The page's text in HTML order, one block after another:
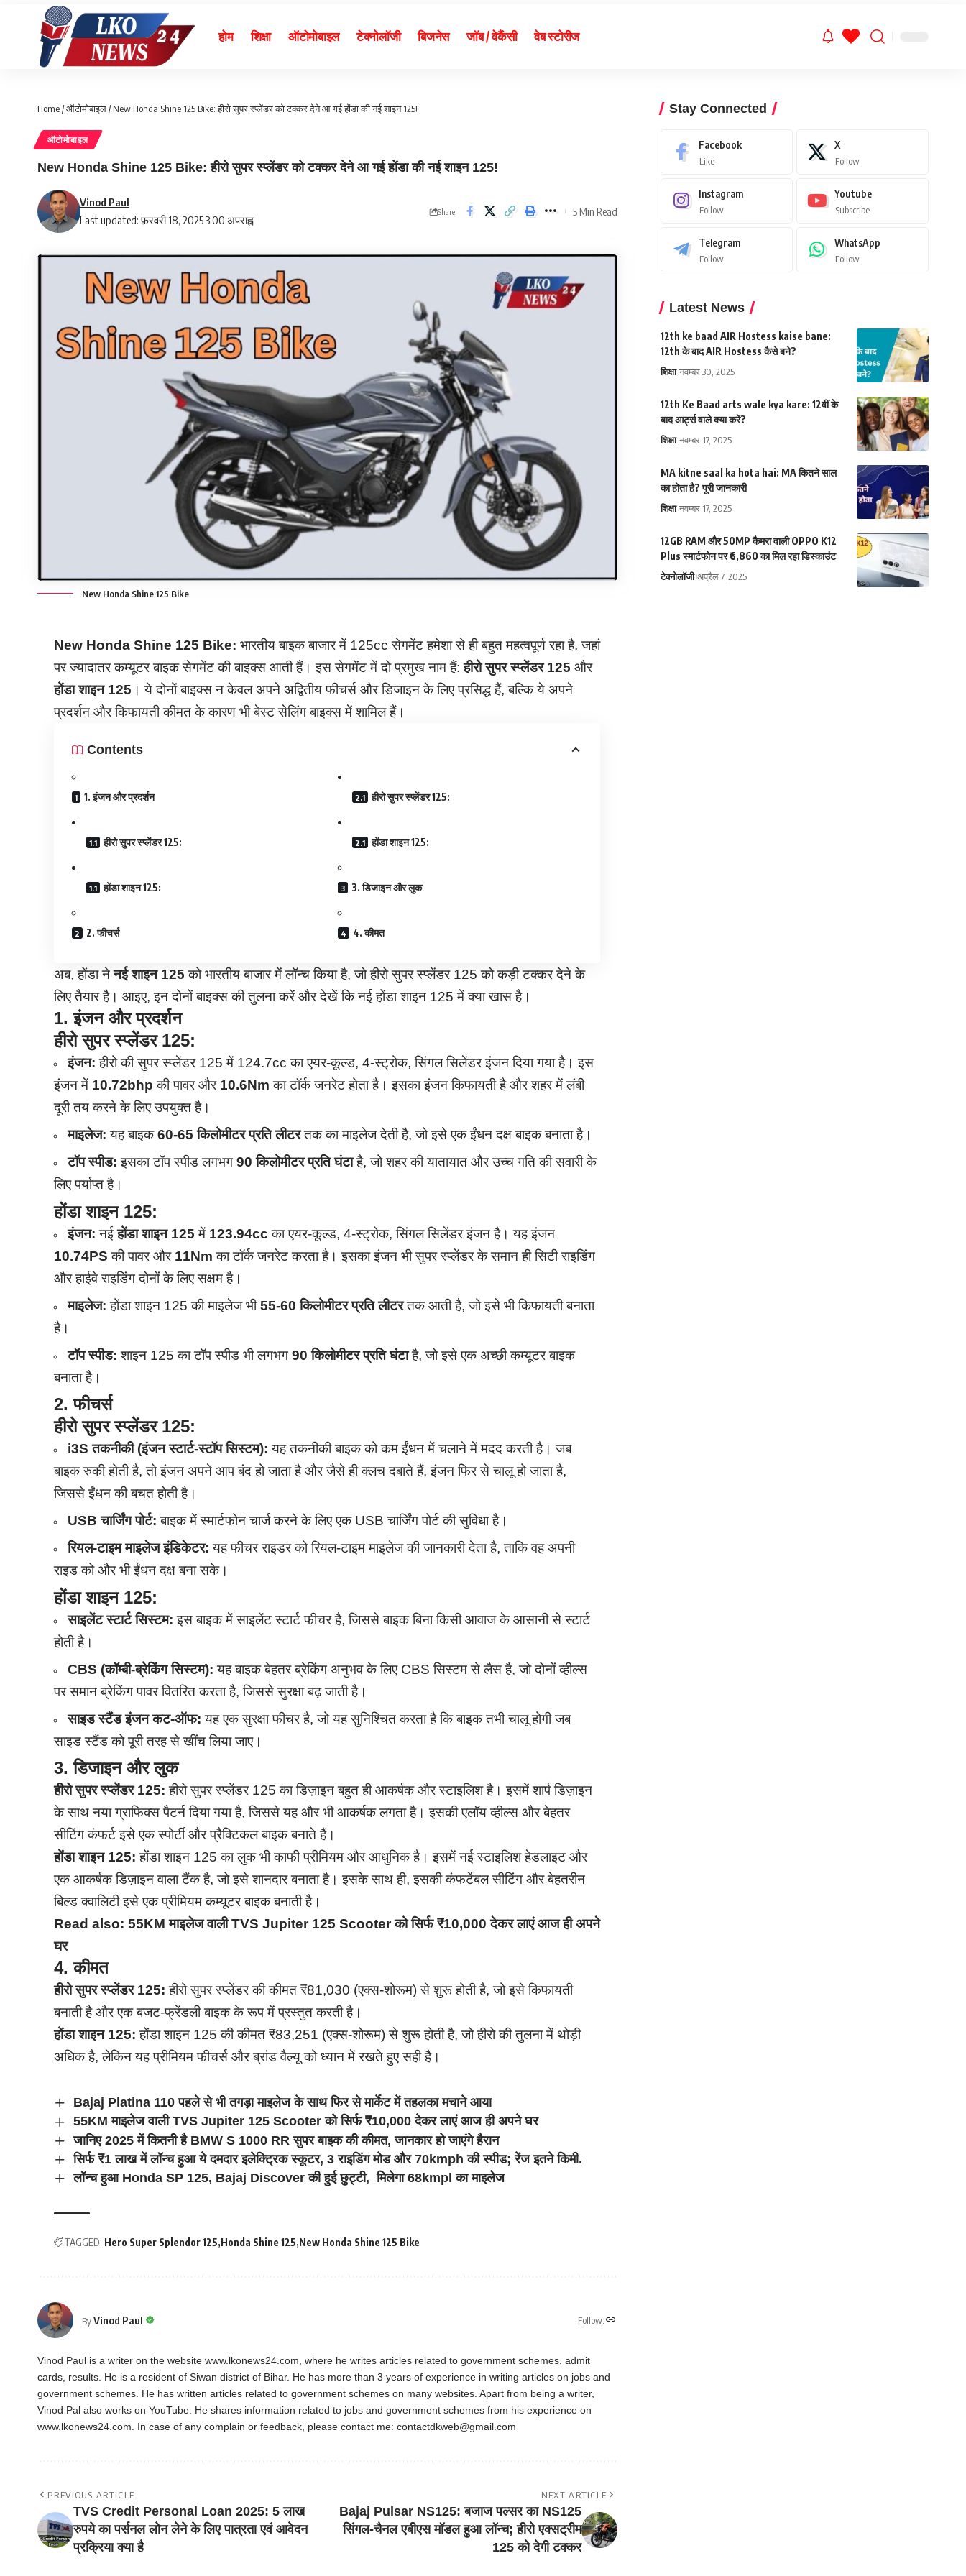
होम शिक्षा ऑटोमोबाइल टेक्नोलॉजी बिजनेस जॉब / वेकैंसी वेब स्टोरीज
Home/ऑटोमोबाइल/New Honda Shine 125 Bike: हीरो सुपर स्प्लेंडर को टक्कर देने आ गई होंडा की नई शाइन 125!
ऑटोमोबाइल
New Honda Shine 125 Bike: हीरो सुपर स्प्लेंडर को टक्कर देने आ गई होंडा की नई शाइन 125!
Last updated: फ़रवरी 18, 2025 3:00 अपराह्न
Vinod Paul
Share 5 Min Read
New Honda Shine 125 Bike
New Honda Shine 125 Bike:भारतीय बाइक बाजार में 125cc सेगमेंट हमेशा से ही बहुत महत्वपूर्ण रहा है, जहां
पर ज्यादातर कम्यूटर बाइक सेगमेंट की बाइक्स आती हैं। इस सेगमेंट में दो प्रमुख नाम हैं:हीरो सुपर स्प्लेंडर 125 और
होंडा शाइन 125 । ये दोनों बाइक्स न केवल अपने अद्वितीय फीचर्स और डिजाइन के लिए प्रसिद्ध हैं, बल्कि ये अपने
प्रदर्शन और किफायती कीमत के कारण भी बेस्ट सेलिंग बाइक्स में शामिल हैं।
Contents
1. इंजन और प्रदर्शन
हीरो सुपर स्प्लेंडर 125:
होंडा शाइन 125:
2. फीचर्स
हीरो सुपर स्प्लेंडर 125:
होंडा शाइन 125:
3. डिजाइन और लुक
4. कीमत
अब, होंडा नेनई शाइन 125 को भारतीय बाजार में लॉन्च किया है, जो हीरो सुपर स्प्लेंडर 125 को कड़ी टक्कर देने के
लिए तैयार है। आइए, इन दोनों बाइक्स की तुलना करें और देखें कि नई होंडा शाइन 125 में क्या खास है।
1. इंजन और प्रदर्शन
हीरो सुपर स्प्लेंडर 125:
इंजन: हीरो की सुपर स्प्लेंडर 125 में 124.7cc का एयर-कूल्ड, 4-स्ट्रोक, सिंगल सिलेंडर इंजन दिया गया है। इस
इंजन में 10.72bhp की पावर और 10.6Nm का टॉर्क जनरेट होता है। इसका इंजन किफायती है और शहर में लंबी
दूरी तय करने के लिए उपयुक्त है।
माइलेज: यह बाइक60-65 किलोमीटर प्रति लीटरतक का माइलेज देती है, जो इसे एक ईंधन दक्ष बाइक बनाता है।
टॉप स्पीड: इसका टॉप स्पीड लगभग90 किलोमीटर प्रति घंटाहै, जो शहर की यातायात और उच्च गति की सवारी के
लिए पर्याप्त है।
होंडा शाइन 125:
इंजन: नईहोंडा शाइन 125 में 123.94cc का एयर-कूल्ड, 4-स्ट्रोक, सिंगल सिलेंडर इंजन है। यह इंजन
10.74PS की पावर और 11Nm का टॉर्क जनरेट करता है। इसका इंजन भी सुपर स्प्लेंडर के समान ही सिटी राइडिंग
और हाईवे राइडिंग दोनों के लिए सक्षम है।
माइलेज: होंडा शाइन 125 की माइलेज भी55-60 किलोमीटर प्रति लीटरतक आती है, जो इसे भी किफायती बनाता
है।
टॉप स्पीड: शाइन 125 का टॉप स्पीड भी लगभग90 किलोमीटर प्रति घंटाहै, जो इसे एक अच्छी कम्यूटर बाइक
बनाता है।
2.फीचर्स
हीरो सुपर स्प्लेंडर 125:
i3S तकनीकी (इंजन स्टार्ट-स्टॉप सिस्टम): यह तकनीकी बाइक को कम ईंधन में चलाने में मदद करती है। जब
बाइक रुकी होती है, तो इंजन अपने आप बंद हो जाता है और जैसे ही क्लच दबाते हैं, इंजन फिर से चालू हो जाता है,
जिससे ईंधन की बचत होती है।
USB चार्जिंग पोर्ट: बाइक में स्मार्टफोन चार्ज करने के लिए एक USB चार्जिंग पोर्ट की सुविधा है।
रियल-टाइम माइलेज इंडिकेटर: यह फीचर राइडर को रियल-टाइम माइलेज की जानकारी देता है, ताकि वह अपनी
राइड को और भी ईंधन दक्ष बना सके।
होंडा शाइन 125:
साइलेंट स्टार्ट सिस्टम: इस बाइक में साइलेंट स्टार्ट फीचर है, जिससे बाइक बिना किसी आवाज के आसानी से स्टार्ट
होती है।
CBS (कॉम्बी-ब्रेकिंग सिस्टम): यह बाइक बेहतर ब्रेकिंग अनुभव के लिए CBS सिस्टम से लैस है, जो दोनों व्हील्स
पर समान ब्रेकिंग पावर वितरित करता है, जिससे सुरक्षा बढ़ जाती है।
साइड स्टैंड इंजन कट-ऑफ: यह एक सुरक्षा फीचर है, जो यह सुनिश्चित करता है कि बाइक तभी चालू होगी जब
साइड स्टैंड को पूरी तरह से खींच लिया जाए।
3.डिजाइन और लुक
हीरो सुपर स्प्लेंडर 125: हीरो सुपर स्प्लेंडर 125 का डिज़ाइन बहुत ही आकर्षक और स्टाइलिश है। इसमें शार्प डिज़ाइन
के साथ नया ग्राफिक्स पैटर्न दिया गया है, जिससे यह और भी आकर्षक लगता है। इसकी एलॉय व्हील्स और बेहतर
सीटिंग कंफर्ट इसे एक स्पोर्टी और प्रैक्टिकल बाइक बनाते हैं।
होंडा शाइन 125: होंडा शाइन 125 का लुक भी काफी प्रीमियम और आधुनिक है। इसमें नई स्टाइलिश हेडलाइट और
एक आकर्षक डिज़ाइन वाला टैंक है, जो इसे शानदार बनाता है। इसके साथ ही, इसकी कंफर्टेबल सीटिंग और बेहतरीन
बिल्ड क्वालिटी इसे एक प्रीमियम कम्यूटर बाइक बनाती है।
Read also:55KM माइलेज वाली TVS Jupiter 125 Scooter को सिर्फ ₹10,000 देकर लाएं आज ही अपने
घर
4.कीमत
हीरो सुपर स्प्लेंडर 125: हीरो सुपर स्प्लेंडर की कीमत ₹81,030 (एक्स-शोरूम) से शुरू होती है, जो इसे किफायती
बनाती है और एक बजट-फ्रेंडली बाइक के रूप में प्रस्तुत करती है।
होंडा शाइन 125: होंडा शाइन 125 की कीमत ₹83,251 (एक्स-शोरूम) से शुरू होती है, जो हीरो की तुलना में थोड़ी
अधिक है, लेकिन यह प्रीमियम फीचर्स और ब्रांड वैल्यू को ध्यान में रखते हुए सही है।
Bajaj Platina 110 पहले से भी तगड़ा माइलेज के साथ फिर से मार्केट में तहलका मचाने आया
55KM माइलेज वाली TVS Jupiter 125 Scooter को सिर्फ ₹10,000 देकर लाएं आज ही अपने घर
जानिए 2025 में कितनी है BMW S 1000 RR सुपर बाइक की कीमत, जानकार हो जाएंगे हैरान
सिर्फ ₹1 लाख में लॉन्च हुआ ये दमदार इलेक्ट्रिक स्कूटर, 3 राइडिंग मोड और 70kmph की स्पीड; रेंज इतने किमी.
लॉन्च हुआ Honda SP 125, Bajaj Discover की हुई छुट्टी, मिलेगा 68kmpl का माइलेज
TAGGED: Hero Super Splendor 125 Honda Shine 125 New Honda Shine 125 Bike
ByVinod Paul Follow:
Vinod Paul is a writer on the website www.lkonews24.com, where he writes articles related to government schemes, admit
cards, results. He is a resident of Siwan district of Bihar. He has more than 3 years of experience in writing articles on jobs and
government schemes. He has written articles related to government schemes on many websites. Apart from being a writer,
Vinod Pal also works on YouTube. He shares information related to jobs and government schemes from his experience on
www.lkonews24.com. In case of any complain or feedback, please contact me: contactdkweb@gmail.com
PREVIOUS ARTICLE
TVS Credit Personal Loan 2025: 5 लाख
रुपये का पर्सनल लोन लेने के लिए पात्रता एवं आवेदन
प्रक्रिया क्या है
NEXT ARTICLE
Bajaj Pulsar NS125: बजाज पल्सर का NS125
सिंगल-चैनल एबीएस मॉडल हुआ लॉन्च; हीरो एक्सट्रीम
125 को देगी टक्कर
Stay Connected
Facebook
Like
X
Follow
Instagram
Follow
Youtube
Subscribe
Telegram
Follow
WhatsApp
Follow
Latest News
12th ke baad AIR Hostess kaise bane:
12th के बाद AIR Hostess कैसे बने?
शिक्षा नवम्बर 30, 2025
12th Ke Baad arts wale kya kare: 12वीं के
बाद आर्ट्स वाले क्या करें?
शिक्षा नवम्बर 17, 2025
MA kitne saal ka hota hai: MA कितने साल
का होता है? पूरी जानकारी
शिक्षा नवम्बर 17, 2025
12GB RAM और 50MP कैमरा वाली OPPO K12
Plus स्मार्टफोन पर ₹6,860 का मिल रहा डिस्काउंट
टेक्नोलॉजी अप्रैल 7, 2025